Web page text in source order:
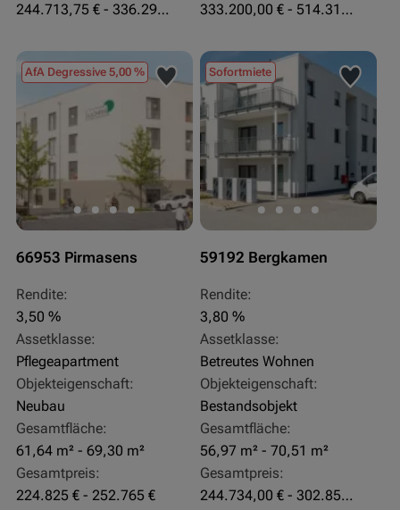
244.713,75 € - 336.292 €
333.200,00 € - 514.310,00 €
AfA Degressive 5,00 %
66953 Pirmasens
Rendite:
3,50 %
Assetklasse:
Pflegeapartment
Objekteigenschaft:
Neubau
Gesamtfläche:
61,64 m² - 69,30 m²
Gesamtpreis:
224.825 € - 252.765 €
Sofortmiete
59192 Bergkamen
Rendite:
3,80 %
Assetklasse:
Betreutes Wohnen
Objekteigenschaft:
Bestandsobjekt
Gesamtfläche:
56,97 m² - 70,51 m²
Gesamtpreis:
244.734,00 € - 302.855,00 €